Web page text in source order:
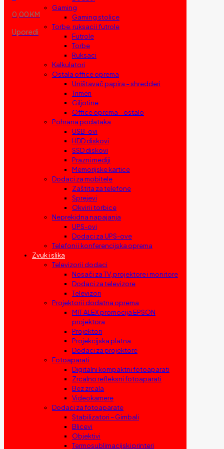
0,00 KM
Uporedi
Gaming
Gaming stolice
Torbe, ruksaci i futrole
Futrole
Torbe
Ruksaci
Kalkulatori
Ostala office oprema
Uništavač papira – shredderi
Trimeri
Giljotine
Office oprema – ostalo
Pohrana podataka
USB-ovi
HDD diskovi
SSD diskovi
Prazni mediji
Memorijske kartice
Dodaci za mobitele
Zaštita za telefone
Sprejevi
Okviri i torbice
Neprekidna napajanja
UPS-ovi
Dodaci za UPS-ove
Telefoni i konferencijska oprema
Zvuk i slika
Televizori i dodaci
Nosači za TV, projektore i monitore
Dodaci za televizore
Televizori
Projektori i dodatna oprema
MIT ALEX promocija EPSON
projektora
Projektori
Projekcijska platna
Dodaci za projektore
Fotoaparati
Digitalni kompaktni fotoaparati
Zrcalno refleksni fotoaparati
Bez zrcala
Videokamere
Dodaci za fotoaparate
Stabilizatori – Gimbali
Blicevi
Objektivi
Termosublimacijski printeri